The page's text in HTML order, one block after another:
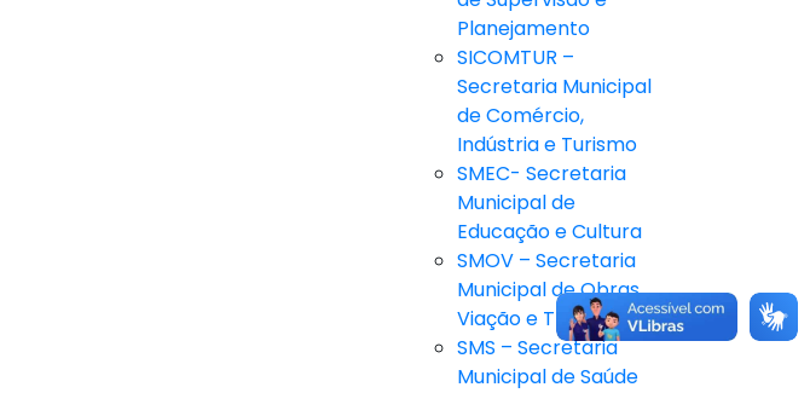
Planejamento
SICOMTUR –
Secretaria Municipal
de Comércio,
Indústria e Turismo
SMEC- Secretaria
Municipal de
Educação e Cultura
SMOV – Secretaria
Municipal de Obras,
Viação e Trânsito
SMS – Secretaria
Municipal de Saúde